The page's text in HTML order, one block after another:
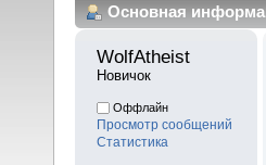
Основная
WolfAtheist
Новичок
Оффлайн
Просмотр сообщений
Статистика